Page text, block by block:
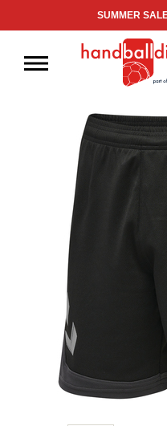
SUMMER